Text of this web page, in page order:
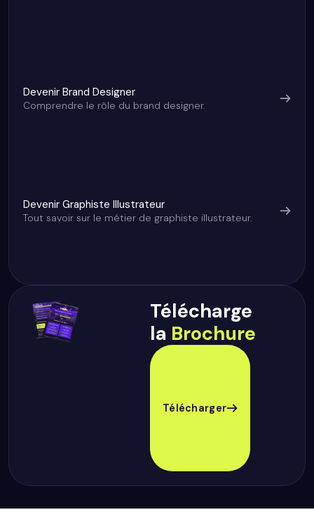
Devenir Brand Designer
Comprendre le rôle du brand designer.
Devenir Graphiste Illustrateur
Tout savoir sur le métier de graphiste illustrateur.
Télécharge
la Brochure
Télécharger